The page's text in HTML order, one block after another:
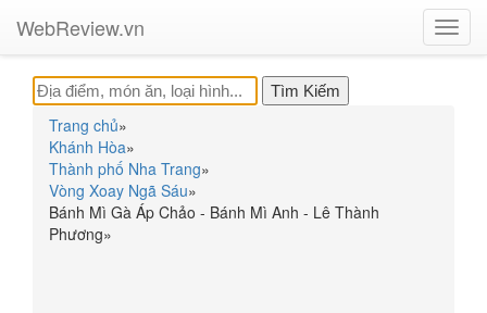
WebReview.vn
Trang chủ»
Khánh Hòa»
Thành phố Nha Trang»
Vòng Xoay Ngã Sáu»
Bánh Mì Gà Áp Chảo - Bánh Mì Anh - Lê Thành
Phương»